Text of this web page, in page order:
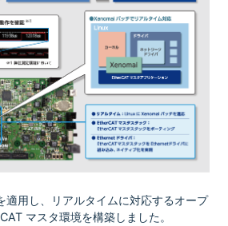
適用し、リアルタイムに対応するオープ
マスタ環境を構築しました。